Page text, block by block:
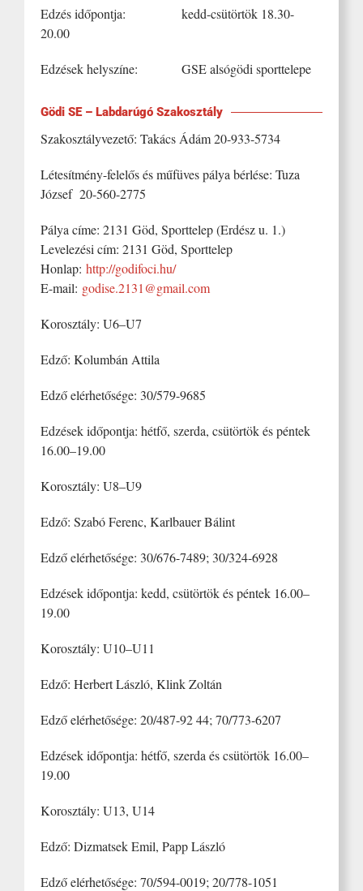
Edzés időpontja: kedd-csütörtök 18.30-
20.00
Edzések helyszíne: GSE alsógödi sporttelepe
Gödi SE – Labdarúgó Szakosztály
Szakosztályvezető: Takács Ádám 20-933-5734
Létesítmény-felelős és műfüves pálya bérlése: Tuza
József 20-560-2775
Pálya címe: 2131 Göd, Sporttelep (Erdész u. 1.)
Levelezési cím: 2131 Göd, Sporttelep
Honlap: http://godifoci.hu/
E-mail: godise.2131@gmail.com
Korosztály: U6–U7
Edző: Kolumbán Attila
Edző elérhetősége: 30/579-9685
Edzések időpontja: hétfő, szerda, csütörtök és péntek
16.00–19.00
Korosztály: U8–U9
Edző: Szabó Ferenc, Karlbauer Bálint
Edző elérhetősége: 30/676-7489; 30/324-6928
Edzések időpontja: kedd, csütörtök és péntek 16.00–
19.00
Korosztály: U10–U11
Edző: Herbert László, Klink Zoltán
Edző elérhetősége: 20/487-92 44; 70/773-6207
Edzések időpontja: hétfő, szerda és csütörtök 16.00–
19.00
Korosztály: U13, U14
Edző: Dizmatsek Emil, Papp László
Edző elérhetősége: 70/594-0019; 20/778-1051